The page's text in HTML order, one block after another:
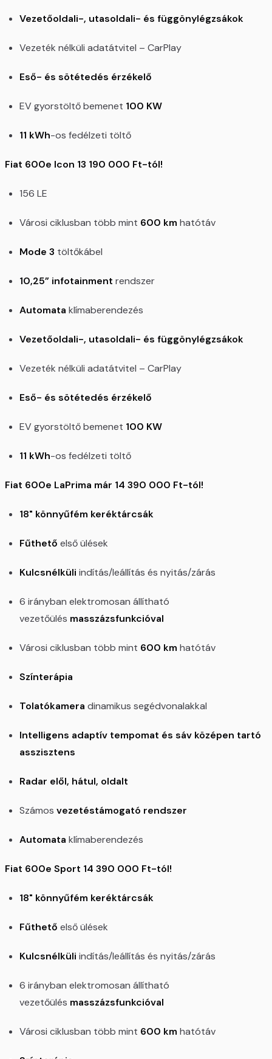
Vezetőoldali-, utasoldali- és függönylégzsákok
Vezeték nélküli adatátvitel – CarPlay
Eső- és sötétedés érzékelő
EV gyorstöltő bemenet 100 KW
11 kWh-os fedélzeti töltő
Fiat 600e Icon 13 190 000 Ft-tól!
156 LE
Városi ciklusban több mint 600 km hatótáv
Mode 3 töltőkábel
10,25” infotainment rendszer
Automata klímaberendezés
Vezetőoldali-, utasoldali- és függönylégzsákok
Vezeték nélküli adatátvitel – CarPlay
Eső- és sötétedés érzékelő
EV gyorstöltő bemenet 100 KW
11 kWh-os fedélzeti töltő
Fiat 600e LaPrima már 14 390 000 Ft-tól!
18" könnyűfém keréktárcsák
Fűthető első ülések
Kulcsnélküli indítás/leállítás és nyitás/zárás
6 irányban elektromosan állítható
vezetőülés masszázsfunkcióval
Városi ciklusban több mint 600 km hatótáv
Színterápia
Tolatókamera dinamikus segédvonalakkal
Intelligens adaptív tempomat és sáv középen tartó
asszisztens
Radar elől, hátul, oldalt
Számos vezetéstámogató rendszer
Automata klímaberendezés
Fiat 600e Sport 14 390 000 Ft-tól!
18" könnyűfém keréktárcsák
Fűthető első ülések
Kulcsnélküli indítás/leállítás és nyitás/zárás
6 irányban elektromosan állítható
vezetőülés masszázsfunkcióval
Városi ciklusban több mint 600 km hatótáv